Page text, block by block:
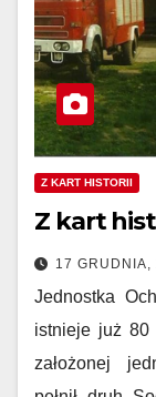
Z KART HISTORII
Z kart
17 GRUDNIA,
Jednostka
istnieje już 80
założonej